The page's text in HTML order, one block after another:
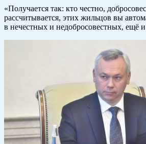
«Получается так: кто честно,
рассчитывается, этих жильцов вы
в нечестных и недобросовестных, ещё